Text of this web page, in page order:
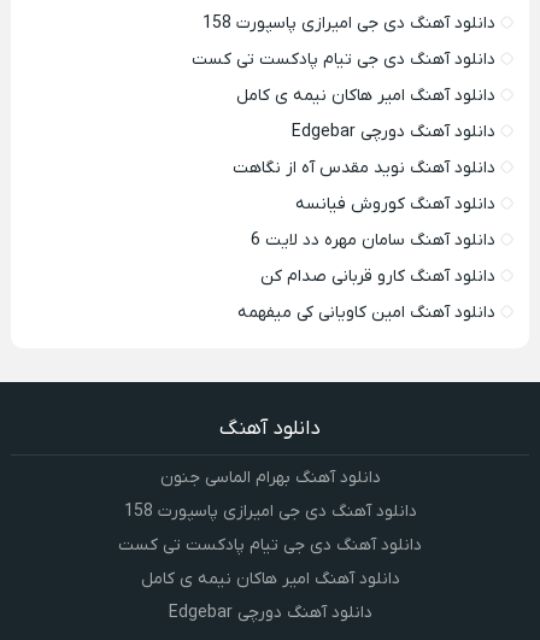
دانلود آهنگ دی جی امیرازی پاسپورت 158
دانلود آهنگ دی جی تیام پادکست تی کست
دانلود آهنگ امیر هاکان نیمه ی کامل
دانلود آهنگ دورچی Edgebar
دانلود آهنگ نوید مقدس آه از نگاهت
دانلود آهنگ کوروش فیانسه
دانلود آهنگ سامان مهره دد لایت 6
دانلود آهنگ کارو قربانی صدام کن
دانلود آهنگ امین کاویانی کی میفهمه
دانلود آهنگ
دانلود آهنگ بهرام الماسی جنون
دانلود آهنگ دی جی امیرازی پاسپورت 158
دانلود آهنگ دی جی تیام پادکست تی کست
دانلود آهنگ امیر هاکان نیمه ی کامل
دانلود آهنگ دورچی Edgebar